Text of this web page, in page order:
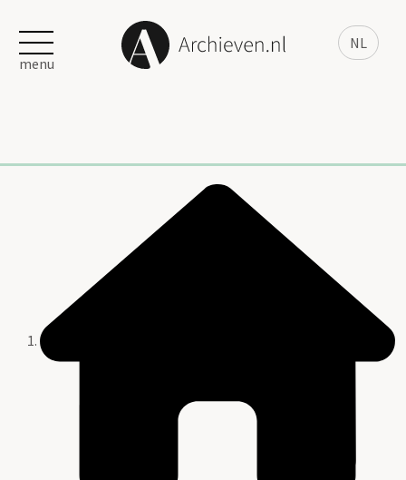
NL
menu